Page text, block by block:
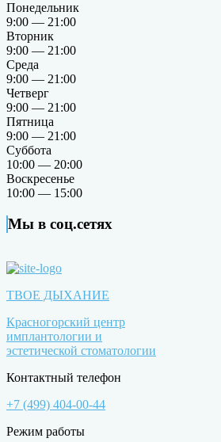
Понедельник
9:00 — 21:00
Вторник
9:00 — 21:00
Среда
9:00 — 21:00
Четверг
9:00 — 21:00
Пятница
9:00 — 21:00
Суббота
10:00 — 20:00
Воскресенье
10:00 — 15:00
Мы в соц.сетях
ТВОЕ ДЫХАНИЕ
Красногорский центр
имплантологии и
эстетической стоматологии
Контактный телефон
+7 (499) 404-00-44
Режим работы